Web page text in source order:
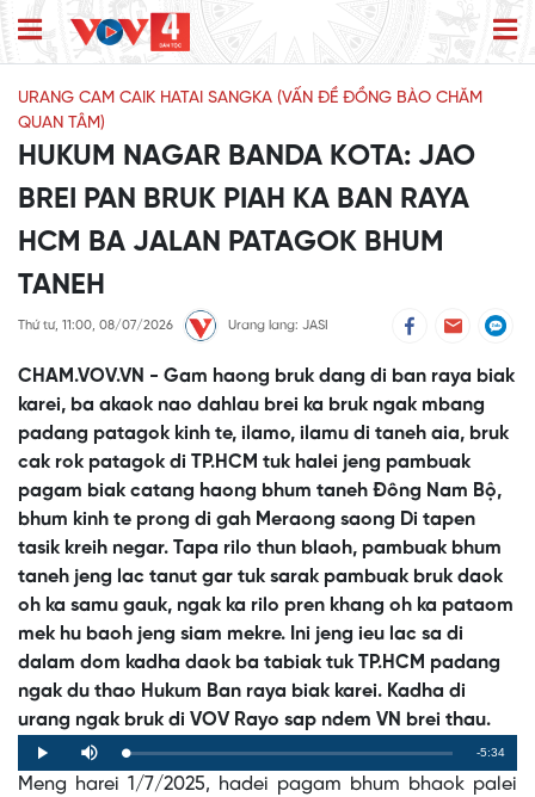
URANG CAM CAIK HATAI SANGKA (VẤN ĐỀ ĐỒNG BÀO CHĂM
QUAN TÂM)
HUKUM NAGAR BANDA KOTA: JAO
BREI PAN BRUK PIAH KA BAN RAYA
HCM BA JALAN PATAGOK BHUM
TANEH
Thứ tư, 11:00, 08/07/2026 Urang lang: JASI
CHAM.VOV.VN - Gam haong bruk dang di ban raya biak
karei, ba akaok nao dahlau brei ka bruk ngak mbang
padang patagok kinh te, ilamo, ilamu di taneh aia, bruk
cak rok patagok di TP.HCM tuk halei jeng pambuak
pagam biak catang haong bhum taneh Đông Nam Bộ,
bhum kinh te prong di gah Meraong saong Di tapen
tasik kreih negar. Tapa rilo thun blaoh, pambuak bhum
taneh jeng lac tanut gar tuk sarak pambuak bruk daok
oh ka samu gauk, ngak ka rilo pren khang oh ka pataom
mek hu baoh jeng siam mekre. Ini jeng ieu lac sa di
dalam dom kadha daok ba tabiak tuk TP.HCM padang
ngak du thao Hukum Ban raya biak karei. Kadha di
urang ngak bruk di VOV Rayo sap ndem VN brei thau.
Play Mute Loaded:
0%
Progress:
0%
Remaining
Time
-5:34
Meng harei 1/7/2025, hadei pagam bhum bhaok palei